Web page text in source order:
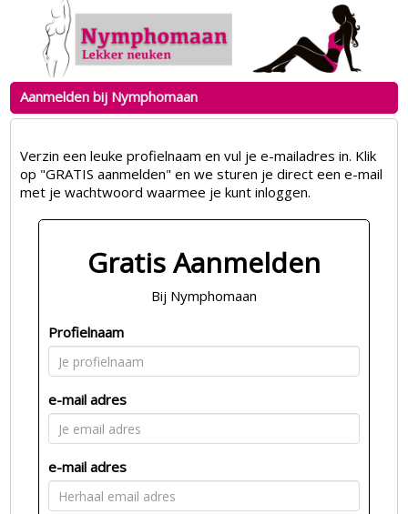
Aanmelden bij Nymphomaan
Verzin een leuke profielnaam en vul je e-mailadres in. Klik
op "GRATIS aanmelden" en we sturen je direct een e-mail
met je wachtwoord waarmee je kunt inloggen.
Gratis Aanmelden
Bij Nymphomaan
Profielnaam
e-mail adres
e-mail adres